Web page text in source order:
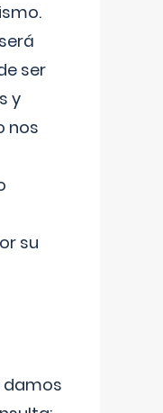
ser
y
nos
su
damos